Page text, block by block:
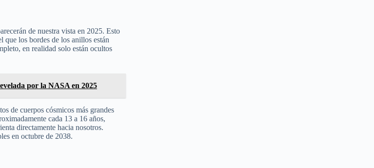
de nuestra vista en 2025. Esto
que los bordes de los anillos están
en realidad solo están ocultos
por la NASA en 2025
de cuerpos cósmicos más grandes
cada 13 a 16 años,
directamente hacia nosotros.
en octubre de 2038.